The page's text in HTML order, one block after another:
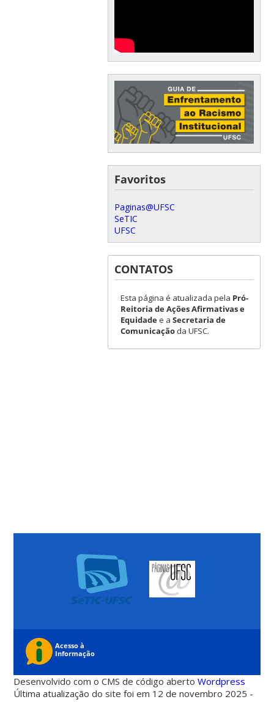
Favoritos
Paginas@UFSC
SeTIC
UFSC
CONTATOS
Esta página é atualizada pela Pró-
Reitoria de Ações Afirmativas e
Equidadee a Secretaria de
Comunicaçãoda UFSC.
Desenvolvido com o CMS de código abertoWordpress
Última atualização do site foi em 12 de novembro 2025 -